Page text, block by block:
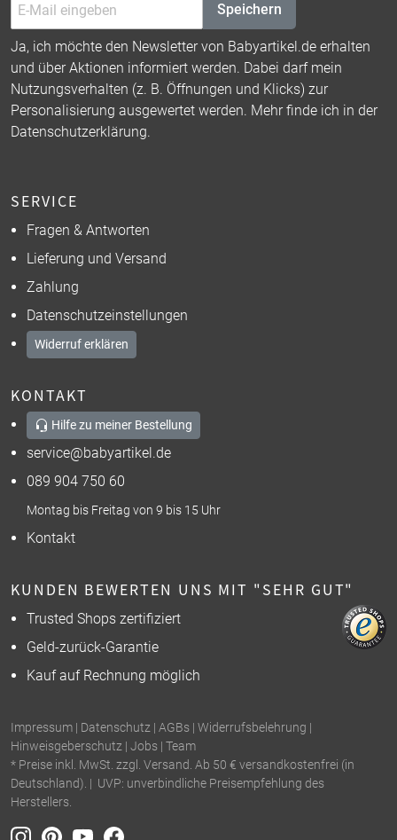
Speichern
Ja, ich möchte den Newsletter von Babyartikel.de erhalten
und über Aktionen informiert werden. Dabei darf mein
Nutzungsverhalten (z. B. Öffnungen und Klicks) zur
Personalisierung ausgewertet werden. Mehr finde ich in der
Datenschutzerklärung.
SERVICE
Fragen & Antworten
Lieferung und Versand
Zahlung
Datenschutzeinstellungen
Widerruf erklären
KONTAKT
Hilfe zu meiner Bestellung
service@babyartikel.de
089 904 750 60
Montag bis Freitag von 9 bis 15 Uhr
Kontakt
KUNDEN BEWERTEN UNS MIT "SEHR GUT"
Trusted Shops zertifiziert
Geld-zurück-Garantie
Kauf auf Rechnung möglich
Impressum | Datenschutz | AGBs | Widerrufsbelehrung |
Hinweisgeberschutz | Jobs | Team
* Preise inkl. MwSt. zzgl. Versand. Ab 50 € versandkostenfrei (in
Deutschland). | UVP: unverbindliche Preisempfehlung des
Herstellers.